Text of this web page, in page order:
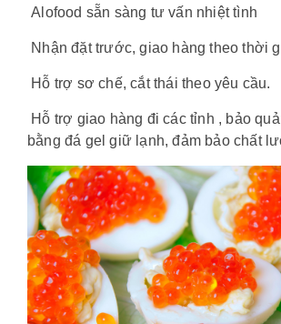
Alofood sẵn sàng tư vấn nhiệt tình
Nhận đặt trước, giao hàng theo thời
Hỗ trợ sơ chế, cắt thái theo yêu cầu.
Hỗ trợ giao hàng đi các tỉnh , bảo
bằng đá gel giữ lạnh, đảm bảo chất